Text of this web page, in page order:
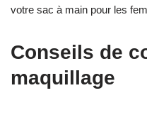
votre sac à main pour les
Conseils de
maquillage